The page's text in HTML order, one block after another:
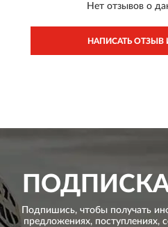
Нет отзывов о
НАПИСАТЬ
Подпишись, чтобы получать
предложениях, поступлениях,